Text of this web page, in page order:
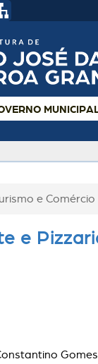
e Comércio
e